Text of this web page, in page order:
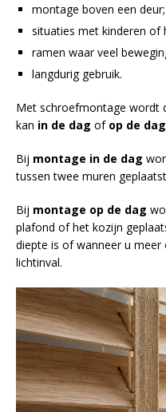
montage boven een deur;
situaties met kinderen of
ramen waar veel
langdurig gebruik.
Met schroefmontage wordt
kan in de dag of op de dag
Bij montage in de dag
tussen twee muren
Bij montage op de dag
plafond of het kozijn
diepte is of wanneer u
lichtinval.